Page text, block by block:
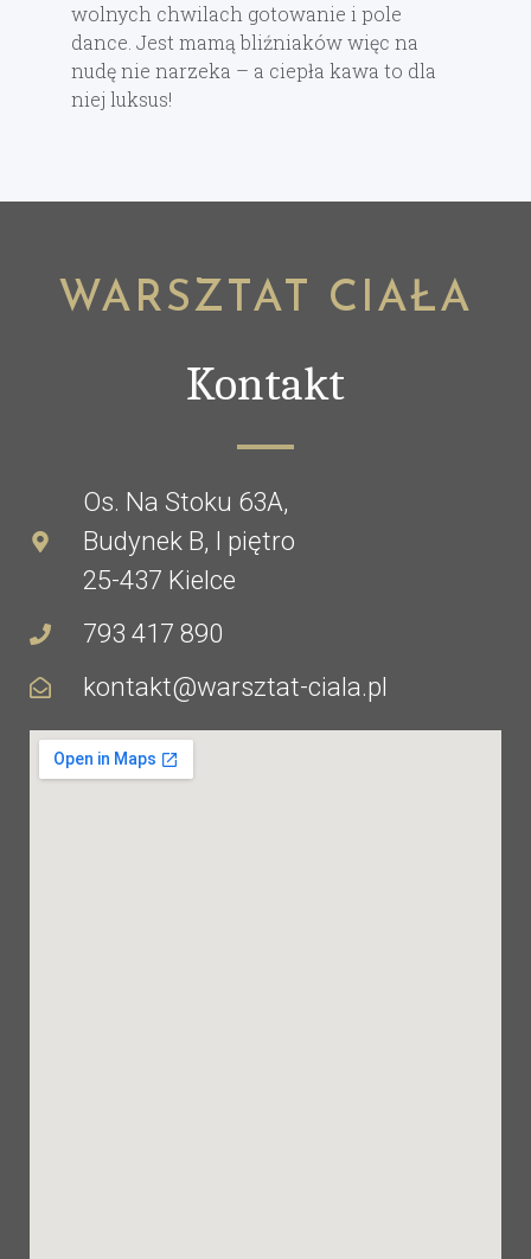
wolnych chwilach gotowanie i pole
dance. Jest mamą bliźniaków więc na
nudę nie narzeka – a ciepła kawa to dla
niej luksus!
WARSZTAT CIAŁA
Kontakt
Os. Na Stoku 63A,
Budynek B, I piętro
25-437 Kielce
793 417 890
kontakt@warsztat-ciala.pl